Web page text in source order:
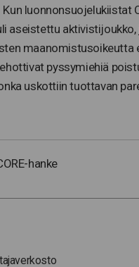
aseistettu
maanomistusoikeutta
pyssymiehiä
uskottiin tuottavan
hanke